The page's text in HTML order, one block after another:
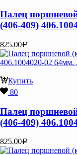
Палец
(406-409)
825.00Р
Купить
80
Палец
(406-409)
825.00Р